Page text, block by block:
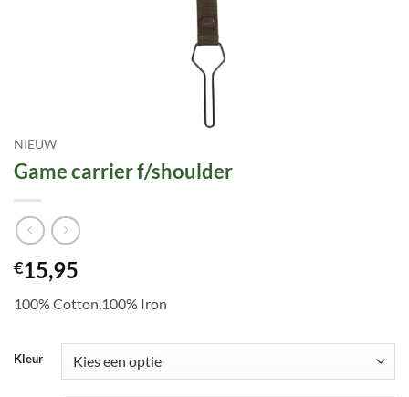
NIEUW
Game carrier f/shoulder
€15,95
100% Cotton,100% Iron
Kleur